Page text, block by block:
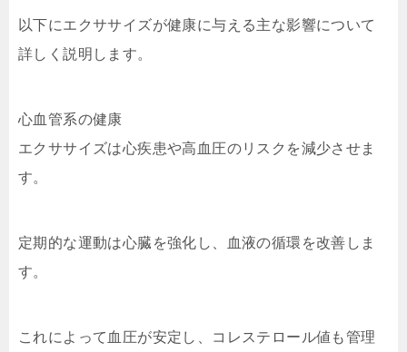
以下にエクササイズが健康に与える主な影響について
詳しく説明します。
心血管系の健康
エクササイズは心疾患や高血圧のリスクを減少させま
す。
定期的な運動は心臓を強化し、血液の循環を改善しま
す。
これによって血圧が安定し、コレステロール値も管理